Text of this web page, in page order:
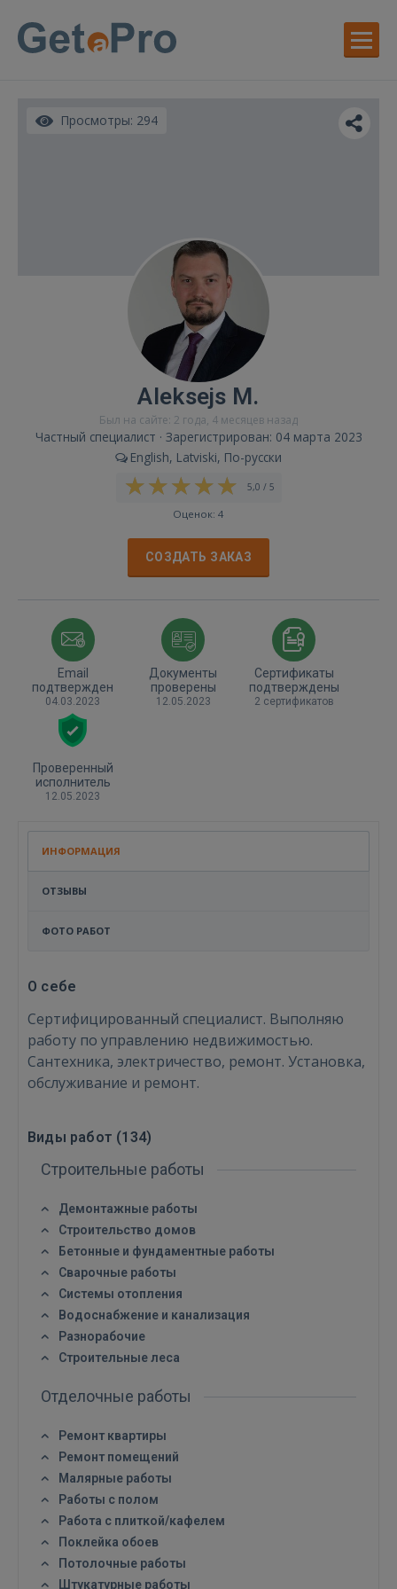
Просмотры: 294
Aleksejs M.
Был на сайте: 2 года, 4 месяцев назад
Частный специалист · Зарегистрирован: 04 марта 2023
English, Latviski, По-русски
5,0 / 5
Оценок: 4
СОЗДАТЬ ЗАКАЗ
Email
подтвержден
04.03.2023
Документы
проверены
12.05.2023
Сертификаты
подтверждены
2 сертификатов
Проверенный
исполнитель
12.05.2023
ИНФОРМАЦИЯ
ОТЗЫВЫ
ФОТО РАБОТ
О себе
Сертифицированный специалист. Выполняю
работу по управлению недвижимостью.
Сантехника, электричество, ремонт. Установка,
обслуживание и ремонт.
Виды работ (134)
Строительные работы
Демонтажные работы
Строительство домов
Бетонные и фундаментные работы
Сварочные работы
Системы отопления
Водоснабжение и канализация
Разнорабочие
Строительные леса
Отделочные работы
Ремонт квартиры
Ремонт помещений
Малярные работы
Работы с полом
Работа с плиткой/кафелем
Поклейка обоев
Потолочные работы
Штукатурные работы